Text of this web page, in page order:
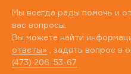
Мы всегда рады помочь и
вас вопросы.
Вы можете найти
ответы» , задать вопрос в
(473) 206-53-67